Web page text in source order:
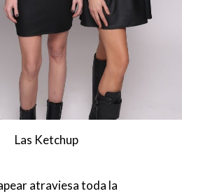
Las Ketchup
atraviesa toda la